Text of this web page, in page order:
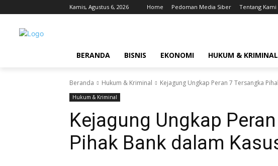
Kamis, Agustus 6, 2026 Home Pedoman Media Siber Tentang Kami
BERANDA BISNIS EKONOMI HUKUM & KRIMINAL
Beranda Hukum & Kriminal Kejagung Ungkap Peran 7 Tersangka
Hukum & Kriminal
Kejagung Ungkap
Pihak Bank dalam